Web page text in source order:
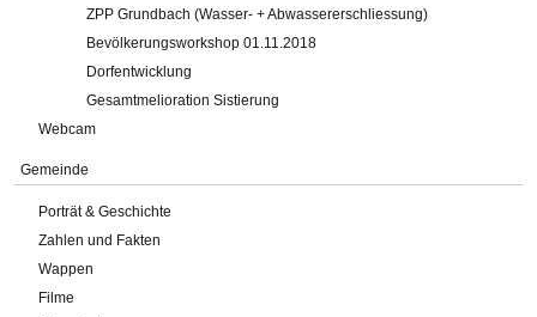
ZPP Grundbach (Wasser- + Abwassererschliessung)
Bevölkerungsworkshop 01.11.2018
Dorfentwicklung
Gesamtmelioration Sistierung
Webcam
Gemeinde
Porträt & Geschichte
Zahlen und Fakten
Wappen
Filme